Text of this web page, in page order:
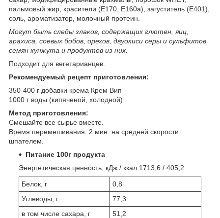
пальмовый жир, красители (E170, E160a), загуститель (E401),
соль, ароматизатор, молочный протеин.
Могут быть следы злаков, содержащих глютен, яиц,
арахиса, соевых бобов, орехов, двуокиси серы и сульфитов,
семян кунжута и продуктов из них.
Подходит для вегетарианцев.
Рекомендуемый рецепт приготовления:
350-400 г добавки крема Крем Вип
1000 г воды (кипяченой, холодной)
Метод приготовления:
Смешайте все сырье вместе.
Время перемешивания: 2 мин. на средней скорости
шпателем.
Питание 100г продукта
Энергетическая ценность, кДж / ккал 1713,6 / 405,2
Белок, г
0,8
Углеводы, г
77,3
в том числе сахара, г
51,2